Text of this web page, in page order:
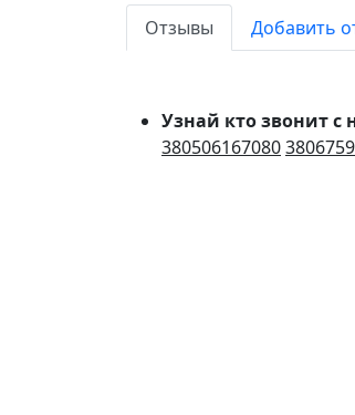
Отзывы
Добавить
Узнай кто звонит с
380506167080